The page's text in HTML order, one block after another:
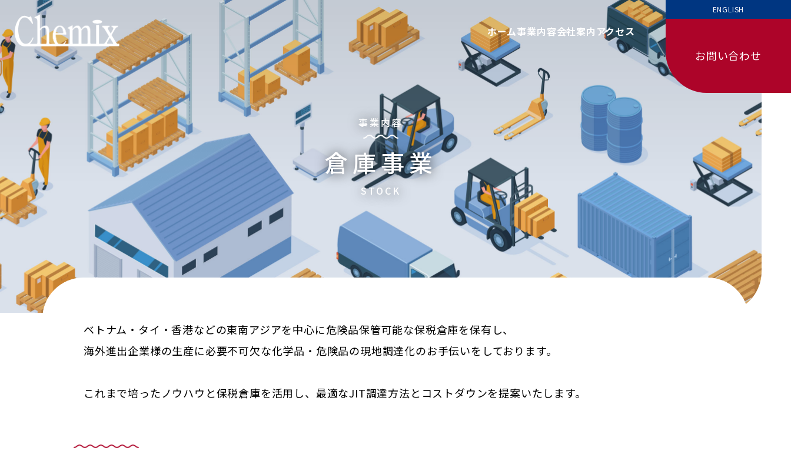
ENGLISH
ホーム事業内容会社案内 アクセス
お問い合わせ
事業内容
倉庫事業
STOCK
ベトナム・タイ・香港などの東南アジアを中心に危険品保管可能な保税倉庫を保有し、
海外進出企業様の生産に必要不可欠な化学品・危険品の現地調達化のお手伝いをしております。
これまで培ったノウハウと保税倉庫を活用し、最適なJIT調達方法とコストダウンを提案いたします。